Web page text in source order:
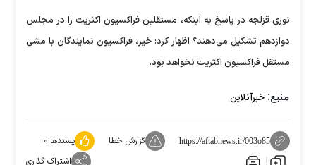
نوری قزلجه در پاسخ به اینکه، مستقلین فراکسیون اکثریت را در مجلس
دوازدهم تشکیل می‌دهند؟ اظهار کرد: خیر، فراکسیون نمایندگان با مشی
مستقل فراکسیون اکثریت نخواهد بود.
منبع: خبرآنلاین
https://aftabnews.ir/003o85 گزارش خطا پسندها:۰
اشتراک گذاری